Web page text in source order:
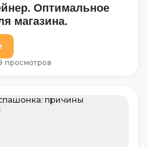
Оптимальное
магазина.
просмотров